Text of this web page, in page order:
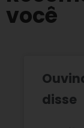
você
disse